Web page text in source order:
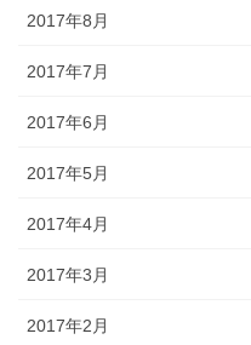
2017年8月
2017年7月
2017年6月
2017年5月
2017年4月
2017年3月
2017年2月